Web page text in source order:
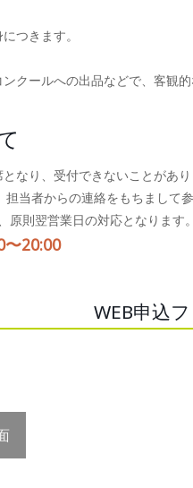
つきます。
クールへの出品などで、客観的
なり、受付できないことがあ
当者からの連絡をもちまして参
則翌営業日の対応となります。
〜20:00
WEB申込